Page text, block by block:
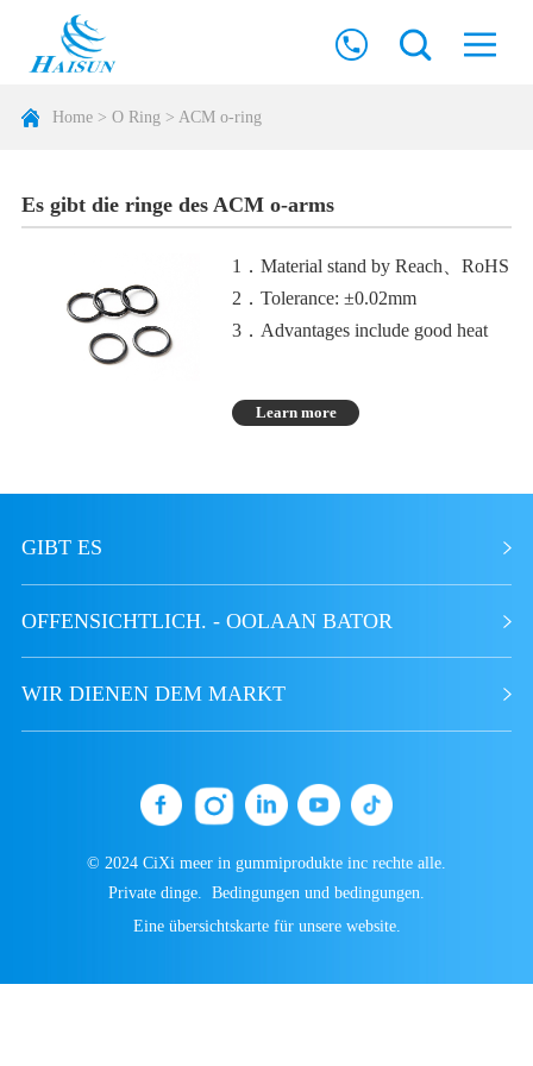
Home> O Ring > ACM o-ring
Es gibt die ringe des ACM o-arms
1．Material stand by Reach、RoHS
2．Tolerance: ±0.02mm
3．Advantages include good heat
4．The disadvantage is poor cold
steam resistance
products that are resistant to oil, heat,
and aging
Learn more
GIBT ES
OFFENSICHTLICH. - OOLAAN BATOR
WIR DIENEN DEM MARKT
© 2024 CiXi meer in gummiprodukte inc rechte alle.
Private dinge.
Bedingungen und bedingungen.
Eine übersichtskarte für unsere website.